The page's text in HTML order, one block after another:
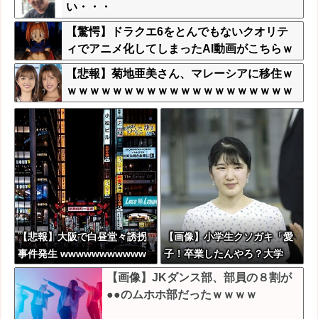
い・・・
【驚愕】ドラクエ6をとんでもないクオリテ
ィでアニメ化してしまったAI動画がこちらｗ
ｗｗｗｗ
【悲報】菊地亜美さん、マレーシアに移住ｗ
ｗｗｗｗｗｗｗｗｗｗｗｗｗｗｗｗｗｗｗｗ
ｗｗｗｗ
【悲報】大阪で白昼堂々誘拐
事件発生 wwwwwwwwwww
wwwwwwwwwwwwwwwww
wwwwwwww
【画像】小学生クソガキ「愛
子！卒業したんやろ？大学
ニュースで見たわ」→結果ww
wwwwww
【画像】JKダンス部、部員の８割が
●●のムホホ部だったｗｗｗｗ